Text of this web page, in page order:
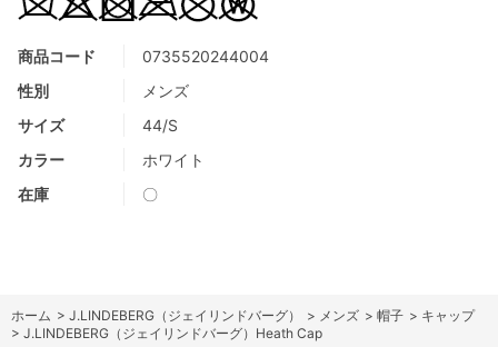
商品コード
0735520244004
性別
メンズ
サイズ
44/S
カラー
ホワイト
在庫
〇
ホーム > J.LINDEBERG（ジェイリンドバーグ） > メンズ > 帽子 > キャップ
> J.LINDEBERG（ジェイリンドバーグ）Heath Cap